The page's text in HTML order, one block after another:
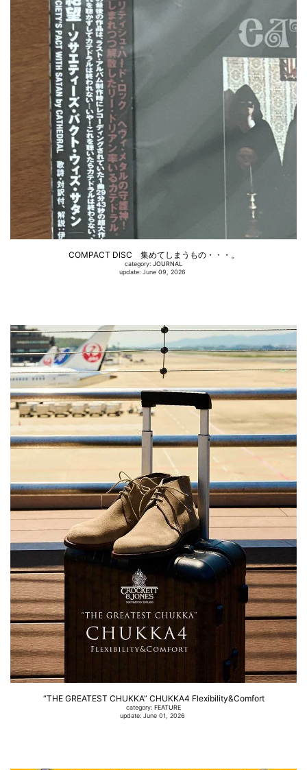
COMPACT DISC 集めてしまうもの・・・。
category: JOURNAL
update: June 09, 2026
“THE GREATEST CHUKKA” CHUKKA4 Flexibility&Comfort
category: FEATURE
update: June 01, 2026